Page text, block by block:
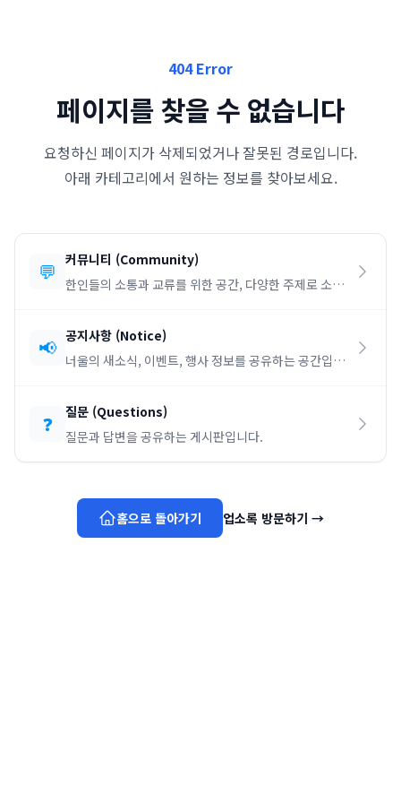
404 Error
페이지를 찾을 수 없습니다
요청하신 페이지가 삭제되었거나 잘못된 경로입니다.
아래 카테고리에서 원하는 정보를 찾아보세요.
💬 커뮤니티 (Community)
한인들의 소통과 교류를 위한 공간, 다양한 주제로 소통
📢 공지사항 (Notice)
너울의 새소식, 이벤트, 행사 정보를 공유하는 공간입니
❓ 질문 (Questions)
질문과 답변을 공유하는 게시판입니다.
홈으로 돌아가기 업소록 방문하기 →